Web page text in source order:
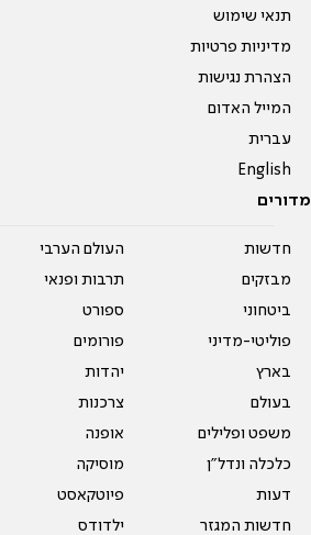
תנאי שימוש
מדיניות פרטיות
הצהרת נגישות
המייל האדום
עברית
English
מדורים
חדשות
מבזקים
ביטחוני
פוליטי-מדיני
בארץ
בעולם
משפט ופלילים
כלכלה ונדל"ן
דעות
חדשות המגזר
העולם הערבי
תרבות ופנאי
ספורט
פורומים
יהדות
צרכנות
אופנה
מוסיקה
פיוטקאסט
ילדודס